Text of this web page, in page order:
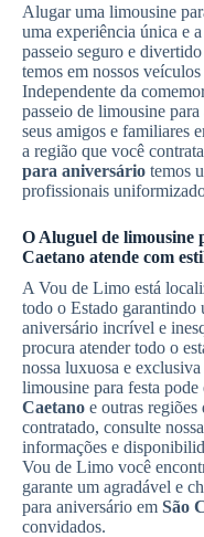
Alugar uma limousine
uma experiência única e
passeio seguro e
temos em nossos
Independente da
passeio de limousine
seus amigos e familiares
a região que você
para aniversário temos
profissionais
O Aluguel de limousine
Caetano atende com
A Vou de Limo está
todo o Estado garantindo
aniversário incrível e
procura atender todo o
nossa luxuosa e
limousine para festa pode
Caetano e outras
contratado, consulte
informações e
Vou de Limo você
garante um agradável e
para aniversário em São
convidados.